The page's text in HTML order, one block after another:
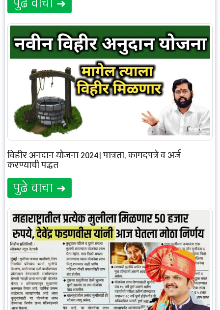
विहीर अनुदान योजना 2024| पात्रता, कागदपत्रे व अर्ज
करण्याची पद्धत
पुढे वाचा ➜